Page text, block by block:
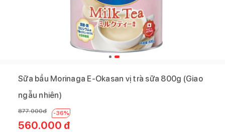
Sữa bầu Morinaga E-Okasan vị trà sữa 800g (Giao
ngẫu nhiên)
877.000đ -36%
560.000 đ